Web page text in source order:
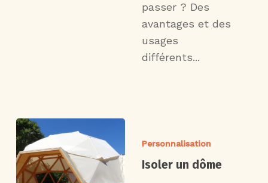
passer ? Des
avantages et des
usages
différents...
Personnalisation
Isoler un dôme